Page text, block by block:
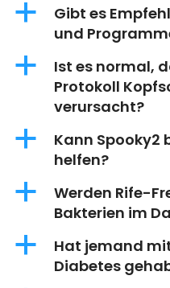
a
Gibt es
und
a
Ist es normal,
Protokoll
verursacht?
a
Kann Spooky2
helfen?
a
Werden Rife-
Bakterien im
a
Hat jemand
Diabetes